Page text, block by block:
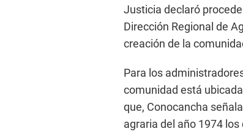
Justicia declaró
Dirección Regional de
creación de la
Para los
comunidad está
que, Conocancha
agraria del año 1974